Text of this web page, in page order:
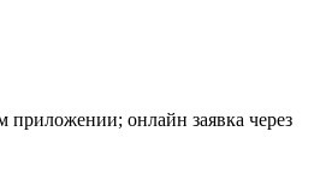
приложении; онлайн заявка через